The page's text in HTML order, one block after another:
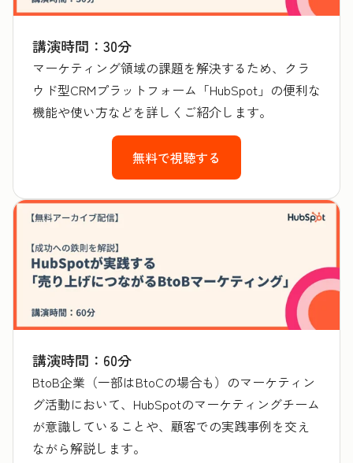
講演時間：30分
マーケティング領域の課題を解決するため、クラ
ウド型CRMプラットフォーム「HubSpot」の便利な
機能や使い方などを詳しくご紹介します。
無料で視聴する
講演時間：60分
BtoB企業（一部はBtoCの場合も）のマーケティン
グ活動において、HubSpotのマーケティングチーム
が意識していることや、顧客での実践事例を交え
ながら解説します。